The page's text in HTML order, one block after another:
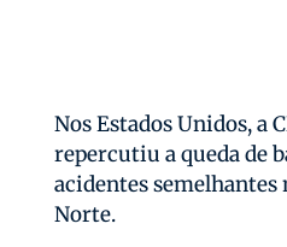
Nos Estados Unidos, a
repercutiu a queda de
acidentes semelhantes
Norte.